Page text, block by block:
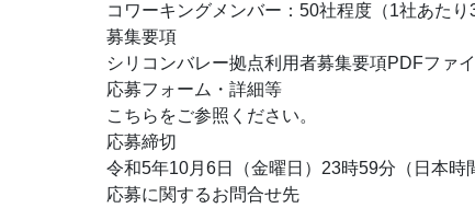
コワーキングメンバー：50社程度（1社あたり
募集要項
シリコンバレー拠点利用者募集要項PDFファ
応募フォーム・詳細等
こちらをご参照ください。
応募締切
令和5年10月6日（金曜日）23時59分（日本時
応募に関するお問合せ先